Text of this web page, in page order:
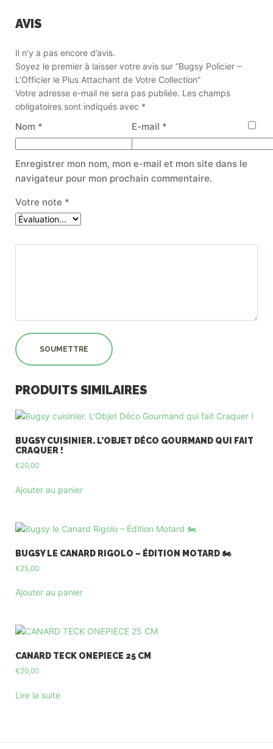
AVIS
Il n’y a pas encore d’avis.
Soyez le premier à laisser votre avis sur “Bugsy Policier –
L’Officier le Plus Attachant de Votre Collection”
Votre adresse e-mail ne sera pas publiée. Les champs
obligatoires sont indiqués avec *
Nom * E-mail *
Enregistrer mon nom, mon e-mail et mon site dans le
navigateur pour mon prochain commentaire.
Votre note *
PRODUITS SIMILAIRES
BUGSY CUISINIER. L’OBJET DÉCO GOURMAND QUI FAIT
CRAQUER !
€20,00
Ajouter au panier
BUGSY LE CANARD RIGOLO – ÉDITION MOTARD 🏍️
€25,00
Ajouter au panier
CANARD TECK ONEPIECE 25 CM
€20,00
Lire la suite